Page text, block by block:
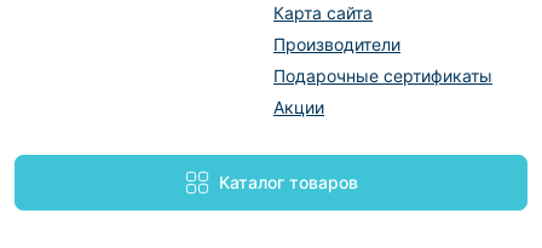
Карта сайта
Производители
Подарочные сертификаты
Акции
Каталог товаров